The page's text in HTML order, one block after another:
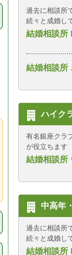
過去に相談所
続々と成婚し
結婚相談所
結婚相談所
ハイク
有名銀座クラ
が役立ちます
結婚相談所
中高年
過去に相談所
続々と成婚し
結婚相談所